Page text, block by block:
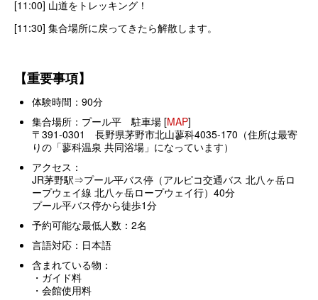
[11:00] 山道をトレッキング！
[11:30] 集合場所に戻ってきたら解散します。
【重要事項】
体験時間：90分
集合場所： プール平 駐車場 [MAP]
〒391-0301 長野県茅野市北山蓼科4035-170（住所は最寄
りの「蓼科温泉 共同浴場」になっています）
アクセス：
JR茅野駅⇒プール平バス停（アルピコ交通バス 北八ヶ岳ロ
ープウェイ線 北八ヶ岳ロープウェイ行）40分
プール平バス停から徒歩1分
予約可能な最低人数：2名
言語対応：日本語
含まれている物：
・ガイド料
・会館使用料